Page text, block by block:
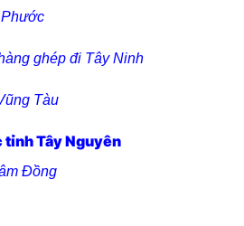
ghép đi Tây Ninh
Tàu
tỉnh Tây Nguyên
Đồng